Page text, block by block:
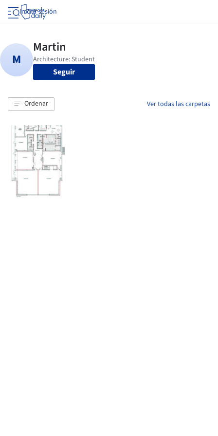
Iniciar sesión
Seguir
Ordenar Ver todas las carpetas